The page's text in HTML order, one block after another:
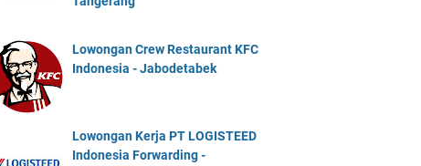
Lowongan Crew Restaurant KFC
Indonesia - Jabodetabek
Lowongan Kerja PT LOGISTEED
Indonesia Forwarding -